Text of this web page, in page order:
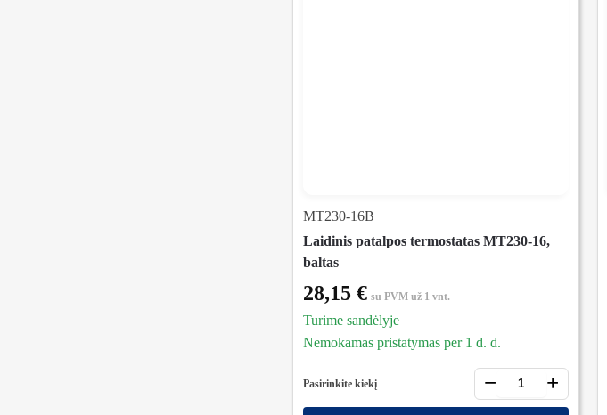
MT230-16B
Laidinis patalpos termostatas MT230-16,
baltas
28,15 € su PVMuž 1 vnt.
Turime sandėlyje
Nemokamas pristatymas per 1 d. d.
Pasirinkite kiekį − +